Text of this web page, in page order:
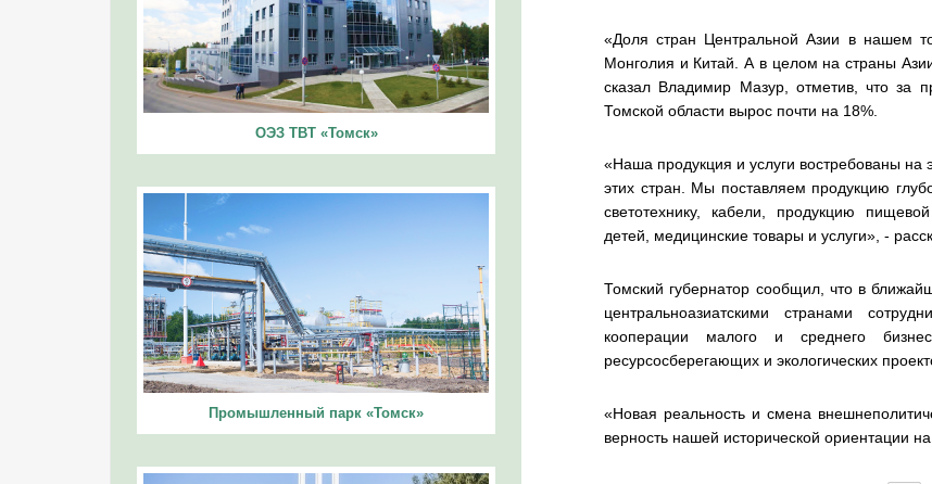
ОЭЗ ТВТ «Томск»
Промышленный парк «Томск»
«Доля стран Центральной Азии в нашем
Монголия и Китай. А в целом на страны
сказал Владимир Мазур, отметив, что за
Томской области вырос почти на 18%.
«Наша продукция и услуги востребованы на
этих стран. Мы поставляем продукцию
светотехнику, кабели, продукцию
детей, медицинские товары и услуги», -
Томский губернатор сообщил, что в
центральноазиатскими странами
кооперации малого и среднего
ресурсосберегающих и экологических
«Новая реальность и смена
верность нашей исторической ориентации